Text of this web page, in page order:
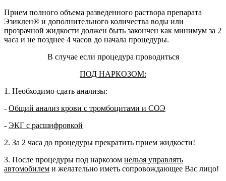
Прием полного объема разведенного раствора препарата
Эзиклен® и дополнительного количества воды или
прозрачной жидкости должен быть закончен как минимум за 2
часа и не позднее 4 часов до начала процедуры.
В случае если процедура проводиться
ПОД НАРКОЗОМ:
1. Необходимо сдать анализы:
- Общий анализ крови с тромбоцитами и СОЭ
- ЭКГ с расшифровкой
2. За 2 часа до процедуры прекратить прием жидкости!
3. После процедуры под наркозом нельзя управлять
автомобилем и желательно иметь сопровождающее Вас лицо!